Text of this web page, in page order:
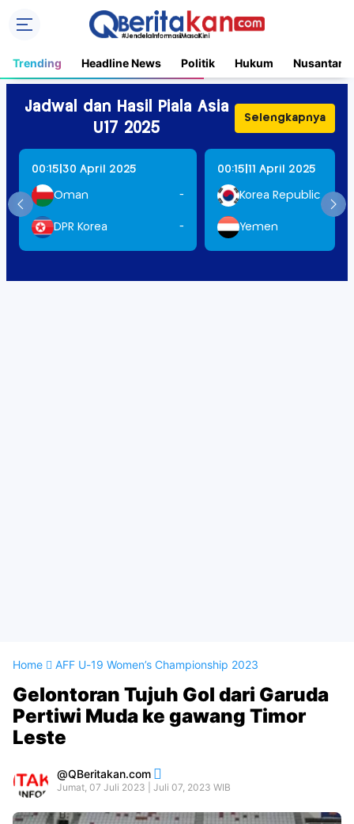
Trending Headline News Politik Hukum Nusantara
Jadwal dan Hasil Piala Asia
U17 2025
Selengkapnya
00:15 30 April 2025
Oman -
DPR Korea -
00:15 11 April 2025
Korea Republic
Yemen
Home AFF U-19 Women’s Championship 2023
Gelontoran Tujuh Gol dari Garuda
Pertiwi Muda ke gawang Timor
Leste
QBeritakan.com
Jumat, 07 Juli 2023 | Juli 07, 2023 WIB